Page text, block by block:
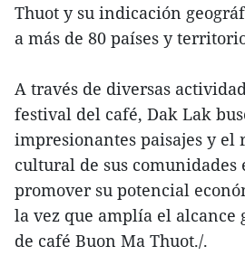
Thuot y su indicación
a más de 80 países y
A través de diversas
festival del café, Dak Lak
impresionantes paisajes y
cultural de sus comunidades
promover su potencial
la vez que amplía el alcance
de café Buon Ma Thuot./.